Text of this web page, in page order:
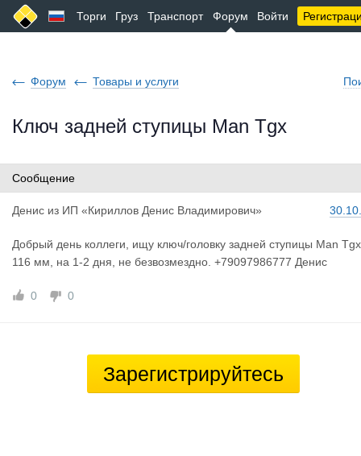
Торги Груз Транспорт Форум Войти
Форум Товары и услуги
Ключ задней ступицы Man Tgx
Сообщение
Денис из ИП «Кириллов Денис Владимирович»
Добрый день коллеги, ищу ключ/головку задней ступицы Man Tgx
116 мм, на 1-2 дня, не безвозмездно. +79097986777 Денис
0 0
Зарегистрируйтесь